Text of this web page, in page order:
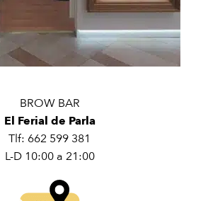
BROW BAR
El Ferial de Parla
Tlf: 662 599 381
L-D 10:00 a 21:00